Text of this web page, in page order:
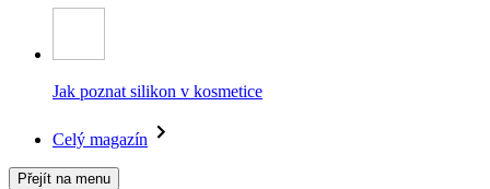
Jak poznat silikon v kosmetice
Celý magazín
Přejít na menu